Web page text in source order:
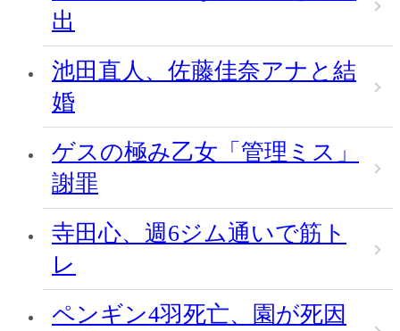
出
池田直人、佐藤佳奈アナと結
婚
ゲスの極み乙女「管理ミス」
謝罪
寺田心、週6ジム通いで筋ト
レ
ペンギン4羽死亡、園が死因